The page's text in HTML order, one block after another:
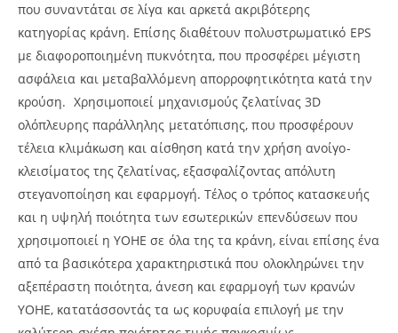
που συναντάται σε λίγα και αρκετά ακριβότερης
κατηγορίας κράνη. Επίσης διαθέτουν πολυστρωματικό EPS
με διαφοροποιημένη πυκνότητα, που προσφέρει μέγιστη
ασφάλεια και μεταβαλλόμενη απορροφητικότητα κατά την
κρούση. Χρησιμοποιεί μηχανισμούς ζελατίνας 3D
ολόπλευρης παράλληλης μετατόπισης, που προσφέρουν
τέλεια κλιμάκωση και αίσθηση κατά την χρήση ανοίγο-
κλεισίματος της ζελατίνας, εξασφαλίζοντας απόλυτη
στεγανοποίηση και εφαρμογή. Τέλος ο τρόπος κατασκευής
και η υψηλή ποιότητα των εσωτερικών επενδύσεων που
χρησιμοποιεί η YOHE σε όλα της τα κράνη, είναι επίσης ένα
από τα βασικότερα χαρακτηριστικά που ολοκληρώνει την
αξεπέραστη ποιότητα, άνεση και εφαρμογή των κρανών
YOHE, κατατάσσοντάς τα ως κορυφαία επιλογή με την